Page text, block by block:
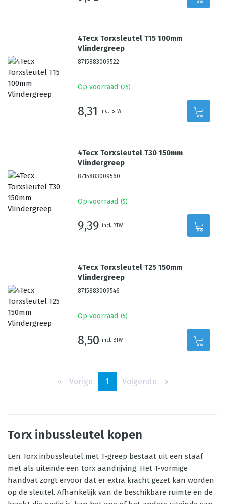
4Tecx Torxsleutel T15 100mm
Vlindergreep
8715883009522
Op voorraad (25)
8,31 incl. BTW
4Tecx Torxsleutel T30 150mm
Vlindergreep
8715883009560
Op voorraad (5)
9,39 incl. BTW
4Tecx Torxsleutel T25 150mm
Vlindergreep
8715883009546
Op voorraad (5)
8,50 incl. BTW
‹‹ Vorige 1 Volgende ››
Torx inbussleutel kopen
Een Torx inbussleutel met T-greep bestaat uit een staaf
met als uiteinde een torx aandrijving. Het T-vormige
handvat zorgt ervoor dat er extra kracht gezet kan worden
op de sleutel. Afhankelijk van de beschikbare ruimte en de